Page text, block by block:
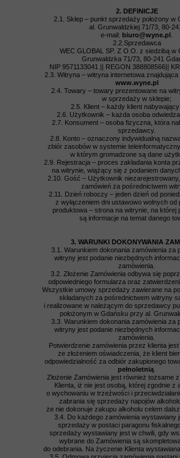
2. DEFINICJE
2.1. Sklep – punkt sprzedaży położony w
al. Grunwaldzkiej 71/73, 80-
e-mail: biuro@wyne.pl
2.2.Sprzedawca
WEC GLOBAL SP. Z O.O. z siedzibą w
Grunwaldzka 71/73, 80-241
NIP 9571133041 || REGON 388808566||
2.3. Witryna – witryna internetowa
www.wyne.pl
2.4. Towary – towary prezentowane na
w sprzedaży w sklepie;
2.5. Klient – każdy klient
2.6. Użytkownik – każda osoba
2.7. Konsument – osoba fizyczna, która
sprzedawcy.
2.8. Konto – oznaczony indywidualną
zbiór zasobów w systemie
w którym gromadzone są dane
2.9. Rejestracja – proces zakładania konta
na witrynie, wiążący się z podaniem
2.10. Gość – Użytkownik
zamówień za pośrednictwem
2.11. Dzień roboczy – jeden dzień od
z wyłączeniem dni ustawowo wolnych od
produktowa – strona na witrynie, na której
są informacje na temat danego
3. WARUNKI DOKONYWANIA
3.1. Warunkiem dokonania zamówienia za
witryny jest podanie niezbędnych
zamówienia.
3.2. Złożenie Zamówienia odbywa się
odpowiedniego formularza oraz
Wszystkie umowy sprzedaży zawierane na
składanych za pośrednictwem witryny
i realizowane w należącym do sprzedawcy
położonym w Gdańsku przy al.
3.3. Warunkiem dokonania zamówienia za
witryny jest podanie niezbędnych
zamówienia.
Potwierdzenie zamówienia przez klienta
ze złożeniem oświadczenia, że klient
odpowiedzialność za odbiór zakupionego
pełnoletnią
Złożenie Zamówienia jest również tożsame
Klienta, iż nie jest osobą, której zgodnie z
o wychowaniu w trzeźwości i
zabrania się sprzedaży napojów
że nie dokonuje zakupu alkoholu celem
3.4. Do każdego zamówienia wystawiany
sprzedaży w postaci paragonu
sprzedaży wystawiany jest w chwili, gdy
wybrane do Zamówienia są
do odebrania. Na życzenie Klienta